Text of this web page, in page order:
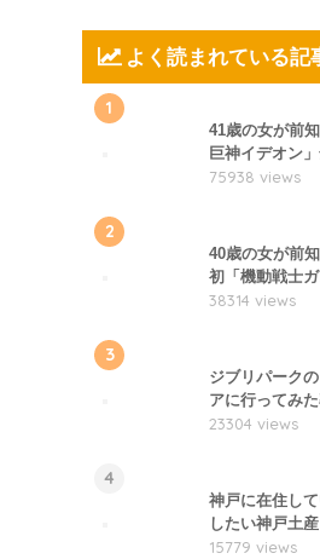
よく読まれている記
1
41歳の女が前
巨神イデオン
75938 views
2
40歳の女が前
初「機動戦士
38314 views
3
ジブリパーク
アに行ってみ
23304 views
4
神戸に在住し
したい神戸土産
15779 views